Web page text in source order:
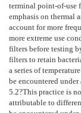
terminal point-of-use
emphasis on thermal
account for more
more extreme use
filters before testing
filters to retain
a series of
be encountered
5.2?This practice is
attributable to